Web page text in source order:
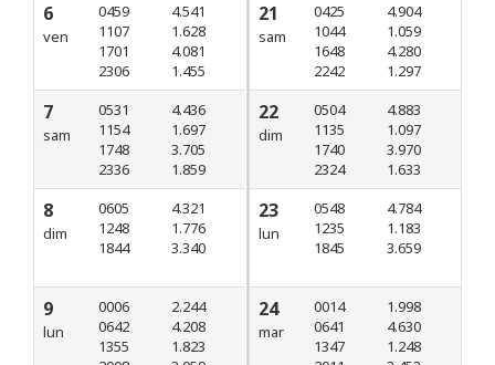
6
ven
0459
1107
1701
2306
4.541
1.628
4.081
1.455
7
sam
0531
1154
1748
2336
4.436
1.697
3.705
1.859
8
dim
0605
1248
1844
4.321
1.776
3.340
9
lun
0006
0642
1355
2.244
4.208
1.823
21
sam
0425
1044
1648
2242
4.904
1.059
4.280
1.297
22
dim
0504
1135
1740
2324
4.883
1.097
3.970
1.633
23
lun
0548
1235
1845
4.784
1.183
3.659
24
mar
0014
0641
1347
1.998
4.630
1.248